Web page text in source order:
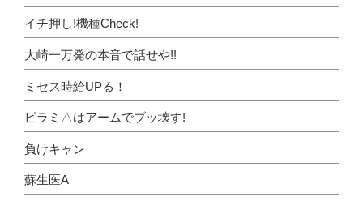
イチ押し!機種Check!
大崎一万発の本音で話せや!!
ミセス時給UPる！
ピラミ△はアームでブッ壊す!
負けキャン
蘇生医A